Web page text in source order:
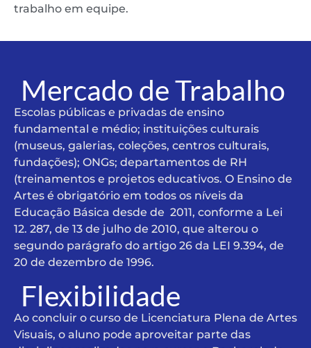
trabalho em equipe.
Mercado de Trabalho
Escolas públicas e privadas de ensino
fundamental e médio; instituições culturais
(museus, galerias, coleções, centros culturais,
fundações); ONGs; departamentos de RH
(treinamentos e projetos educativos. O Ensino de
Artes é obrigatório em todos os níveis da
Educação Básica desde de 2011, conforme a Lei
12. 287, de 13 de julho de 2010, que alterou o
segundo parágrafo do artigo 26 da LEI 9.394, de
20 de dezembro de 1996.
Flexibilidade
Ao concluir o curso de Licenciatura Plena de Artes
Visuais, o aluno pode aproveitar parte das